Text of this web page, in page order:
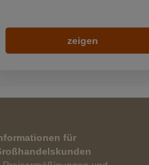
zeigen
für